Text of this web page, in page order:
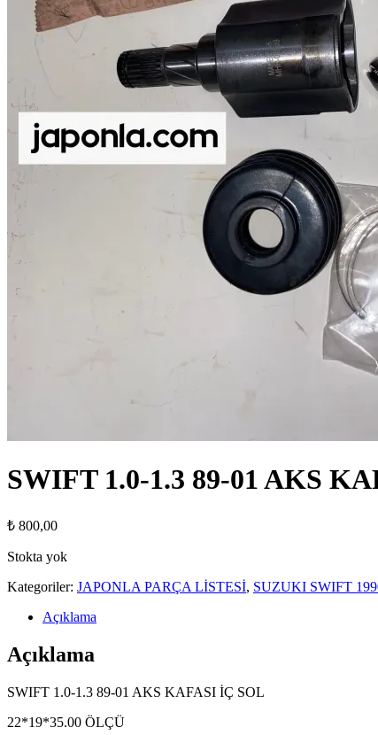
SWIFT 1.0-1.3 89-01 AKS
₺ 800,00
Stokta yok
Kategoriler: JAPONLA PARÇA LİSTESİ, SUZUKI SWIFT
Açıklama
Açıklama
SWIFT 1.0-1.3 89-01 AKS KAFASI İÇ SOL
22*19*35.00 ÖLÇÜ